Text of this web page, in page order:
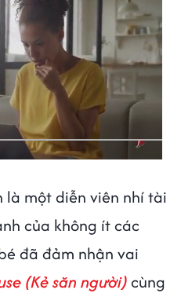
là một diễn viên nhí tài
của không ít các
đã đảm nhận vai
(Kẻ săn người)cùng